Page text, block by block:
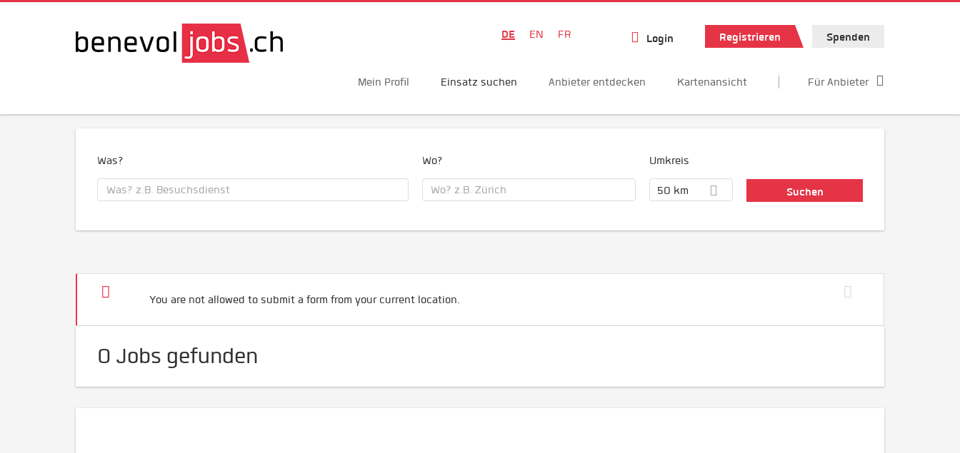
DE EN FR Login Registrieren Spenden
Mein Profil Einsatz suchen Anbieter entdecken Kartenansicht Für Anbieter
Was? Wo? Umkreis
50 km
You are not allowed to submit a form from your current location.
0 Jobs gefunden